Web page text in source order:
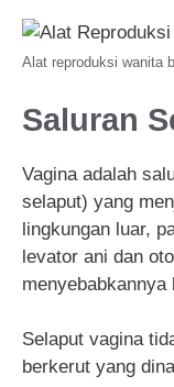
Alat reproduksi wanita
Saluran
Vagina adalah
selaput) yang
lingkungan luar,
levator ani dan
Selaput vagina
berkerut yang